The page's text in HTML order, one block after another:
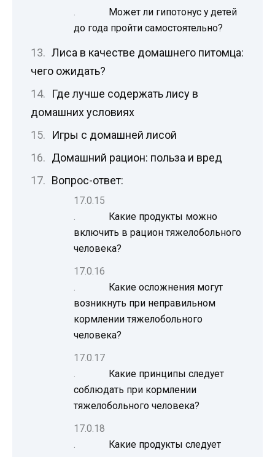
Может ли гипотонус у детей
до года пройти самостоятельно?
Лиса в качестве домашнего питомца:
чего ожидать?
Где лучше содержать лису в
домашних условиях
Игры с домашней лисой
Домашний рацион: польза и вред
Вопрос-ответ:
Какие продукты можно
включить в рацион тяжелобольного
человека?
Какие осложнения могут
возникнуть при неправильном
кормлении тяжелобольного
человека?
Какие принципы следует
соблюдать при кормлении
тяжелобольного человека?
Какие продукты следует